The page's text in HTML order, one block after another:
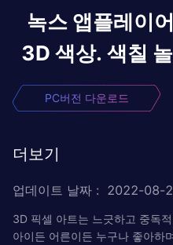
녹스 앱플레이
3D 색상. 색칠
PC버전 다운로드
더보기
업데이트 날짜 : 2022-08-
3D 픽셀 아트는 느긋하고 중독
아이든 어른이든 누구나 좋아하